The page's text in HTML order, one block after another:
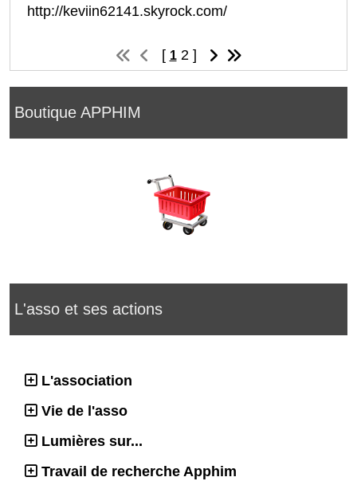
Boutique APPHIM
L'asso et ses actions
L'association
Vie de l'asso
Lumières sur...
Travail de recherche Apphim
http://keviin62141.skyrock.com/
[ 1 2 ]